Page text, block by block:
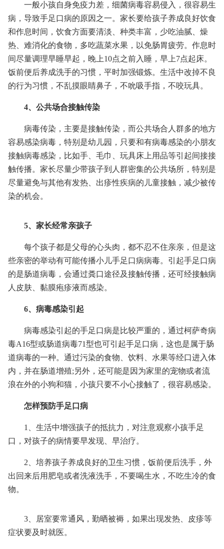
一般小孩自身免疫力差，细菌病毒容易侵入，很容易生
病，导致手足口病的原因之一。家长要给孩子养成良好饮食
和作息时间，饮食方面要清淡、种类丰富，少吃油腻、燥
热、难消化的食物，多吃蔬菜水果，以免肠胃疲劳。作息时
间尽量调理早睡早起，晚上10点之前入睡，早上7点起床。
饭前便后养成洗手的习惯，平时加强锻炼。生活中改掉不良
的行为习惯，不乱摸眼睛鼻子，不吮吸手指，不咬玩具。
4、公共场合接触传染
病毒传染，主要是接触传染，而公共场合人群多的地方
容易感染病毒，特别是幼儿园，只要和有病毒感染的小朋友
接触病毒感染，比如手、毛巾、玩具床上用品等引起间接接
触传播。家长尽量少带孩子到人群密集的公共场所，特别是
尽量避免与其他有发热、出疹性疾病的儿童接触，减少被传
染的机会。
5、家长经常亲孩子
每个孩子都是父母的心头肉，都不忍不住亲亲，但是这
些亲密的举动有可能传播小儿手足口病病毒。引起手足口病
的是肠道病毒，会通过粪口途径及接触传播，还可经接触病
人皮肤、黏膜疱疹液而感染。
6、病毒感染引起
病毒感染引起的手足口病是比较严重的，通过柯萨奇病
毒A16型或肠道病毒71型也可引起手足口病，这也是属于肠
道病毒的一种。通过污染的食物、饮料、水果等经口进入体
内，并在肠道增殖;另外，还可能是因为家里的宠物或者流
浪在外的小狗和猫，小孩只要不小心接触了，很容易感染。
怎样预防手足口病
1、生活中增强孩子的抵抗力，对注意观察小孩手足
口，对孩子的病情要早发现、早治疗。
2、培养孩子养成良好的卫生习惯，饭前便后洗手，外
出回来后用肥皂或者洗液洗手，不要喝生水，不吃生冷的食
物。
3、居室要常通风，勤晒被褥，如果出现发热、皮疹等
症状要及时就医。